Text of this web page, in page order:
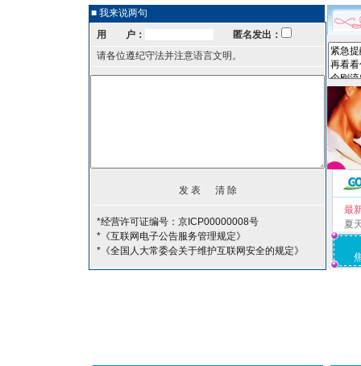
■ 我来说两句
用 户：
匿名发出：
请各位遵纪守法并注意语言文明。
*经营许可证编号：京ICP00000008号
*《互联网电子公告服务管理规定》
*《全国人大常委会关于维护互联网安全的规定》
最
夏